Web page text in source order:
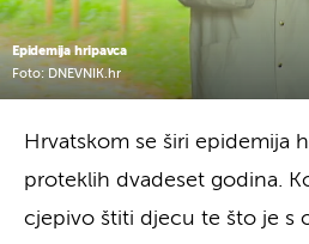
Epidemija hripavca
Foto: DNEVNIK.hr
Hrvatskom se širi epidemija
proteklih dvadeset godina.
cjepivo štiti djecu te što je s